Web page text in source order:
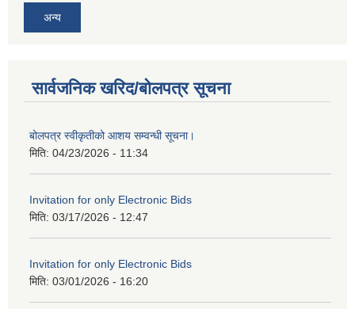
अन्य
सार्वजनिक खरिद/बोलपत्र सूचना
बोलपत्र स्वीकृतीको आशय सम्वन्धी सूचना।
मिति: 04/23/2026 - 11:34
Invitation for only Electronic Bids
मिति: 03/17/2026 - 12:47
Invitation for only Electronic Bids
मिति: 03/01/2026 - 16:20